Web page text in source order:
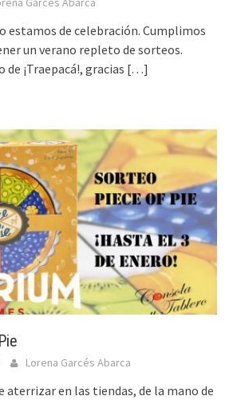
estamos de celebración. Cumplimos
un verano repleto de sorteos.
¡Traepacá!, gracias […]
Lorena Garcés Abarca
aterrizar en las tiendas, de la mano de